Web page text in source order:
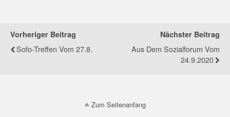
Vorheriger Beitrag
Sofo-Treffen Vom 27.8.
Nächster Beitrag
Aus Dem Sozialforum Vom
24.9.2020
Zum Seitenanfang